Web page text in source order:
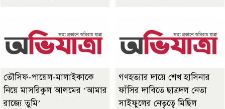
তৌসিফ-পায়েল-মালাইকাকে
নিয়ে মাসরিকুল আলমের ‘আমার
রাজ্যে তুমি’
গণহত্যার দায়ে শেখ হাসিনার
ফাঁসির দাবিতে ছাত্রদল নেতা
সাইফুলের নেতৃত্বে মিছিল